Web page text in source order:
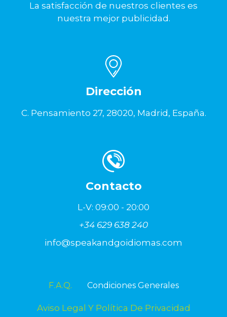
La satisfacción de nuestros clientes es
nuestra mejor publicidad.
Dirección
C. Pensamiento 27, 28020, Madrid, España.
Contacto
L-V: 09:00 - 20:00
+34 629 638 240
info@speakandgoidiomas.com
F.A.Q. Condiciones Generales
Aviso Legal Y Política De Privacidad